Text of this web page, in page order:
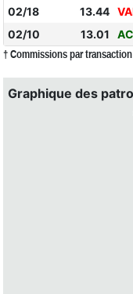
02/18
13.44
02/10
13.01
† Commissions par
Graphique des